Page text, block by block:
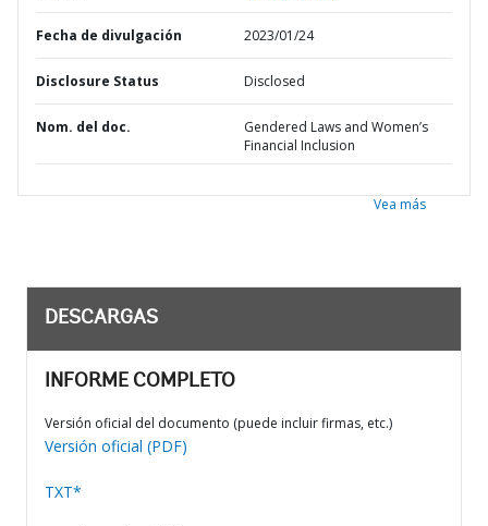
Fecha de divulgación 2023/01/24
Disclosure Status Disclosed
Nom. del doc.
Gendered Laws and Women’s
Financial Inclusion
Vea más
DESCARGAS
INFORME COMPLETO
Versión oficial del documento (puede incluir firmas, etc.)
Versión oficial (PDF)
TXT*